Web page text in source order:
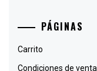
PÁGINAS
Carrito
Condiciones de venta